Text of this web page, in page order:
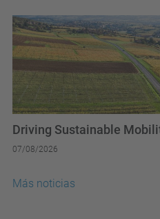
Driving Sustainable
07/08/2026
Más noticias